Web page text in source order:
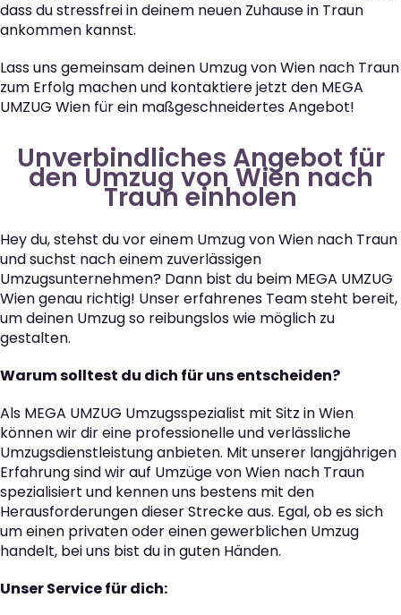
dass du stressfrei in deinem neuen Zuhause in Traun
ankommen kannst.
Lass uns gemeinsam deinen Umzug von Wien nach Traun
zum Erfolg machen und kontaktiere jetzt den MEGA
UMZUG Wien für ein maßgeschneidertes Angebot!
Unverbindliches Angebot für
den Umzug von Wien nach
Traun einholen
Hey du, stehst du vor einem Umzug von Wien nach Traun
und suchst nach einem zuverlässigen
Umzugsunternehmen? Dann bist du beim MEGA UMZUG
Wien genau richtig! Unser erfahrenes Team steht bereit,
um deinen Umzug so reibungslos wie möglich zu
gestalten.
Warum solltest du dich für uns entscheiden?
Als MEGA UMZUG Umzugsspezialist mit Sitz in Wien
können wir dir eine professionelle und verlässliche
Umzugsdienstleistung anbieten. Mit unserer langjährigen
Erfahrung sind wir auf Umzüge von Wien nach Traun
spezialisiert und kennen uns bestens mit den
Herausforderungen dieser Strecke aus. Egal, ob es sich
um einen privaten oder einen gewerblichen Umzug
handelt, bei uns bist du in guten Händen.
Unser Service für dich: